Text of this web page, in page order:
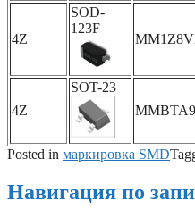
4Z
SOD-
123F
4Z
SOT-23
Posted in маркировка SMD
Навигация по